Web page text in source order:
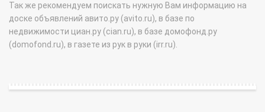
Так же рекомендуем поискать нужную Вам информацию на
доске объявлений авито.ру (avito.ru), в базе по
недвижимости циан.ру (cian.ru), в базе домофонд.ру
(domofond.ru), в газете из рук в руки (irr.ru).